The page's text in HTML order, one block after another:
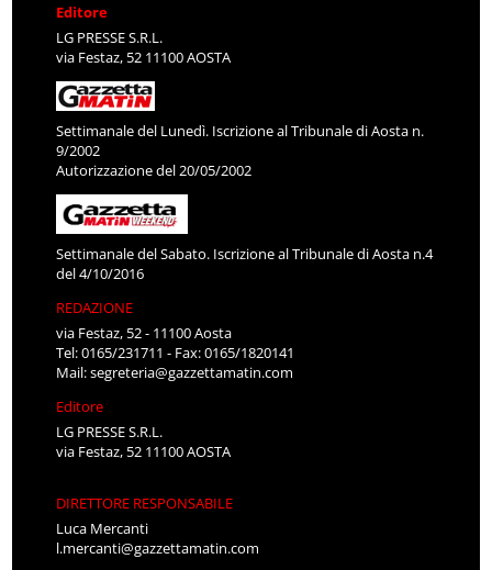
Editore
LG PRESSE S.R.L.
via Festaz, 52 11100 AOSTA
Settimanale del Lunedì. Iscrizione al Tribunale di Aosta n.
9/2002
Autorizzazione del 20/05/2002
Settimanale del Sabato. Iscrizione al Tribunale di Aosta n.4
del 4/10/2016
REDAZIONE
via Festaz, 52 - 11100 Aosta
Tel: 0165/231711 - Fax: 0165/1820141
Mail:segreteria@gazzettamatin.com
Editore
LG PRESSE S.R.L.
via Festaz, 52 11100 AOSTA
DIRETTORE RESPONSABILE
Luca Mercanti
l.mercanti@gazzettamatin.com